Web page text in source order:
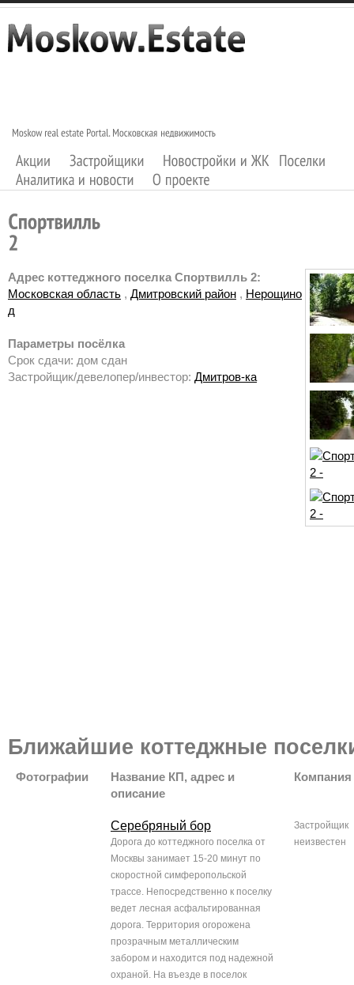
Адрес коттеджного поселка Спортвилль 2:
Московская область , Дмитровский район , Нерощино
д
Параметры посёлка
Срок сдачи: дом сдан
Застройщик/девелопер/инвестор: Дмитров-ка
Ближайшие коттеджные
Фотографии
Название КП, адрес и
описание
Компания
Серебряный бор
Дорога до коттеджного поселка от
Москвы занимает 15-20 минут по
скоростной симферопольской
трассе. Непосредственно к поселку
ведет лесная асфальтированная
дорога. Территория огорожена
прозрачным металлическим
забором и находится под надежной
охраной. На въезде в поселок
Застройщик
неизвестен